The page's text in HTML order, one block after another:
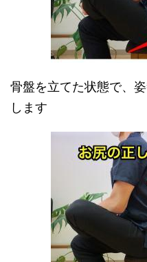
骨盤を立てた状態で、
します